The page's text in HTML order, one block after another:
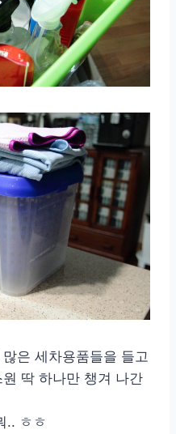
은 세차용품들을 들고
딱 하나만 챙겨 나간
.. ㅎㅎ